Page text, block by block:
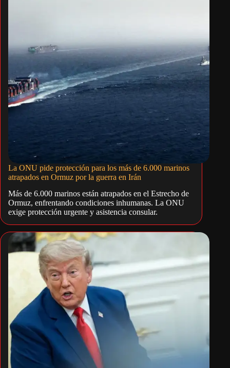
La ONU pide protección para los más de 6.000 marinos
atrapados en Ormuz por la guerra en Irán
Más de 6.000 marinos están atrapados en el Estrecho de
Ormuz, enfrentando condiciones inhumanas. La ONU
exige protección urgente y asistencia consular.